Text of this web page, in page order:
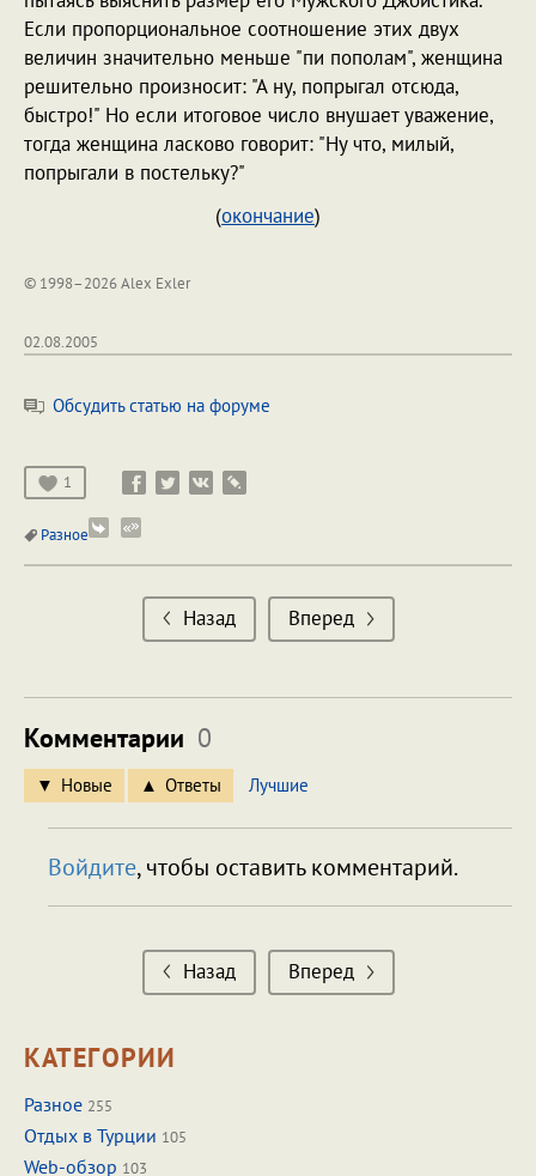
Если пропорциональное соотношение этих двух
величин значительно меньше "пи пополам", женщина
решительно произносит: "А ну, попрыгал отсюда,
быстро!" Но если итоговое число внушает уважение,
тогда женщина ласково говорит: "Ну что, милый,
попрыгали в постельку?"
(окончание)
© 1998–2026 Alex Exler
02.08.2005
Обсудить статью на форуме
1
Разное
Назад Вперед
Комментарии 0
Новые Ответы Лучшие
Войдите, чтобы оставить комментарий.
Назад Вперед
КАТЕГОРИИ
Разное 255
Отдых в Турции 105
Web-обзор 103